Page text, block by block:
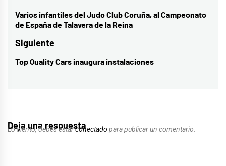
de
entradas
Entrada
anterior:
Varios infantiles del Judo Club Coruña, al Campeonato
de España de Talavera de la Reina
Siguiente
Entrada
Top Quality Cars inaugura instalaciones
Deja una respuesta
Lo siento, debes estarconectado para publicar un comentario.